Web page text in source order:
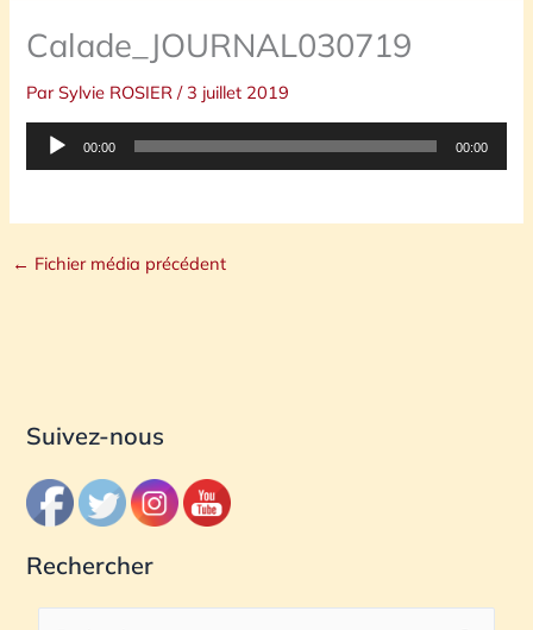
Calade_JOURNAL030719
ParSylvie ROSIER/ 3 juillet 2019
Lecteur
00:00 00:00
← Fichier média précédent
Suivez-nous
Rechercher